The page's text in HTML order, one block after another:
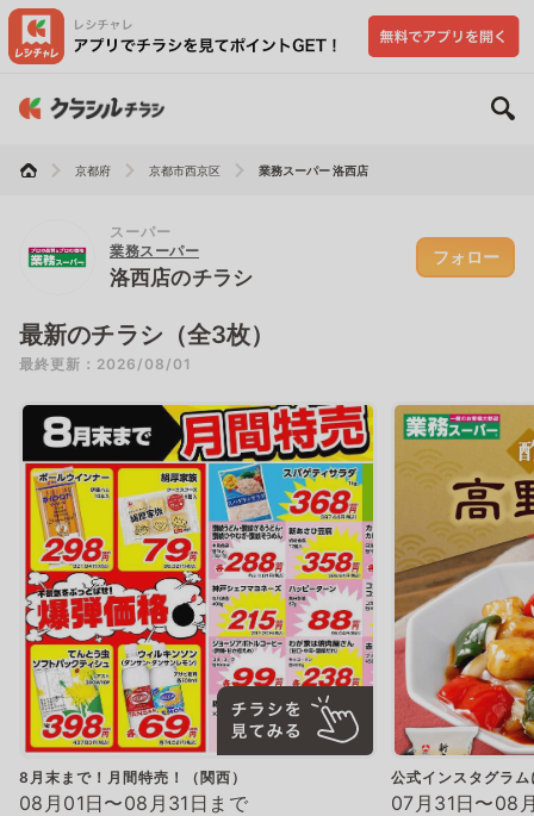
京都府 京都市西京区 業務スーパー 洛西店
スーパー
業務スーパー
洛西店のチラシ
フォロー
最新のチラシ（全3枚）
最終更新：2026/08/01
8月末まで！月間特売！（関西）
08月01日〜08月31日まで
公式インスタグラ
07月31日〜08